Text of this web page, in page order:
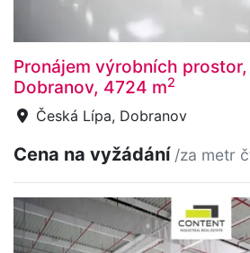
Pronájem výrobních
Dobranov, 4724 m2
Česká Lípa, Dobranov
Cena na vyžádání /za metr